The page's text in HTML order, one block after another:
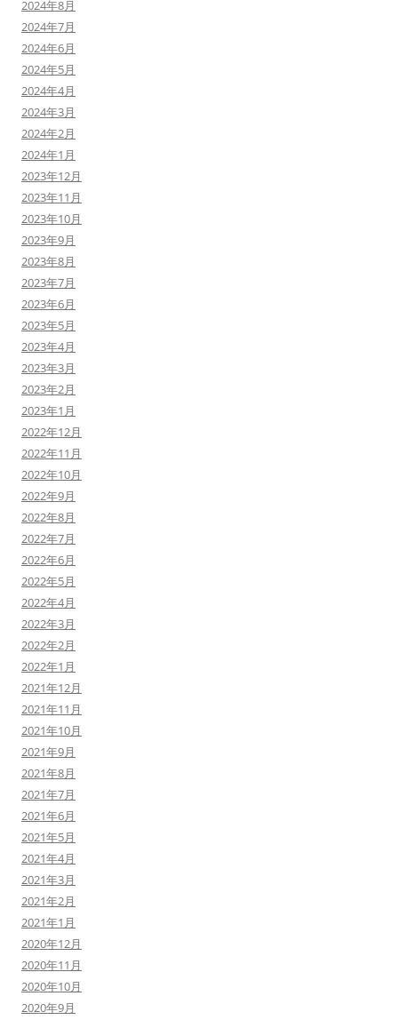
2024年8月
2024年7月
2024年6月
2024年5月
2024年4月
2024年3月
2024年2月
2024年1月
2023年12月
2023年11月
2023年10月
2023年9月
2023年8月
2023年7月
2023年6月
2023年5月
2023年4月
2023年3月
2023年2月
2023年1月
2022年12月
2022年11月
2022年10月
2022年9月
2022年8月
2022年7月
2022年6月
2022年5月
2022年4月
2022年3月
2022年2月
2022年1月
2021年12月
2021年11月
2021年10月
2021年9月
2021年8月
2021年7月
2021年6月
2021年5月
2021年4月
2021年3月
2021年2月
2021年1月
2020年12月
2020年11月
2020年10月
2020年9月